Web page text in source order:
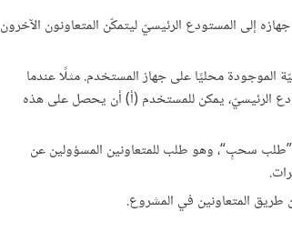
إلى المستودع الرئيسيّ ليتمكّن المتعاونون الآخرون
الموجودة محليًا على جهاز المستخدم. مثلًا عندما
الرئيسيّ، يمكن للمستخدم (أ) أن يحصل على هذه
سحبٍ“، وهو طلب للمتعاونين المسؤولين عن
طريق المتعاونين في المشروع.